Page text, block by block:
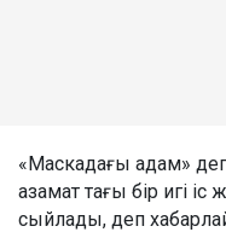
«Маскадағы адам»
азамат тағы бір игі
сыйлады, деп